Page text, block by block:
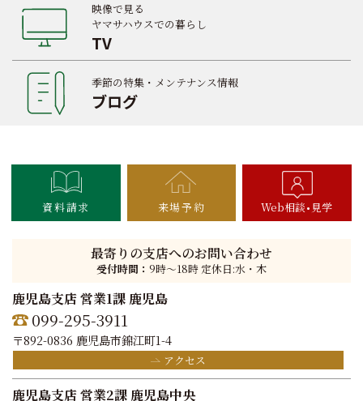
映像で見る
ヤマサハウスでの暮らし
TV
季節の特集・メンテナンス情報
ブログ
資料請求 来場予約 Web相談 見学
最寄りの支店へのお問い合わせ
受付時間： 9時〜18時 定休日:水・木
鹿児島支店 営業1課 鹿児島
099-295-3911
〒892-0836 鹿児島市錦江町1-4
アクセス
鹿児島支店 営業2課 鹿児島中央